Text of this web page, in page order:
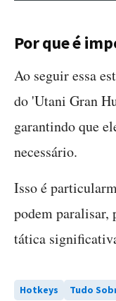
Por que é
Ao seguir essa
do 'Utani Gran
garantindo que
necessário.
Isso é
podem paralisar,
tática
Hotkeys Tudo